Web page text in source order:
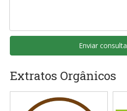
Enviar consulta
Extratos Orgânicos